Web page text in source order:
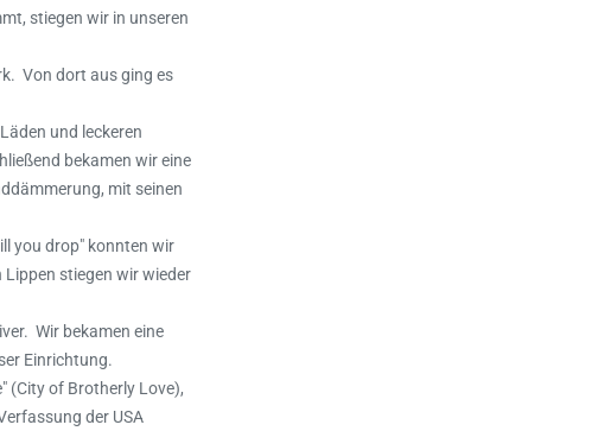
stiegen wir in unseren
Von dort aus ging es
und leckeren
bekamen wir eine
mit seinen
you drop" konnten wir
stiegen wir wieder
Wir bekamen eine
Einrichtung.
(City of Brotherly Love),
der USA